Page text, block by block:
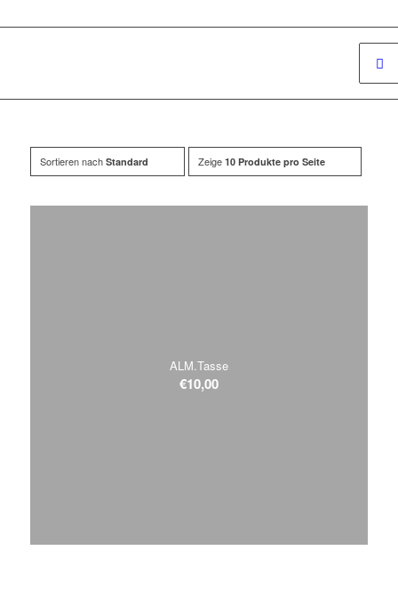
Sortieren nach Standard Zeige 10 Produkte pro Seite
ALM.Tasse
€10,00